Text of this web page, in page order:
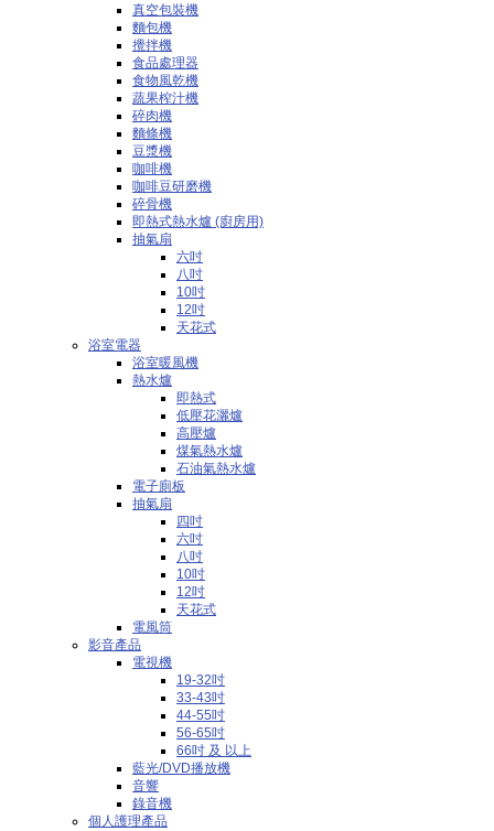
真空包裝機
麵包機
攪拌機
食品處理器
食物風乾機
蔬果榨汁機
碎肉機
麵條機
豆漿機
咖啡機
咖啡豆研磨機
碎骨機
即熱式熱水爐 (廚房用)
抽氣扇
六吋
八吋
10吋
12吋
天花式
浴室電器
浴室暖風機
熱水爐
即熱式
低壓花灑爐
高壓爐
煤氣熱水爐
石油氣熱水爐
電子廁板
抽氣扇
四吋
六吋
八吋
10吋
12吋
天花式
電風筒
影音產品
電視機
19-32吋
33-43吋
44-55吋
56-65吋
66吋 及 以上
藍光/DVD播放機
音響
錄音機
個人護理產品